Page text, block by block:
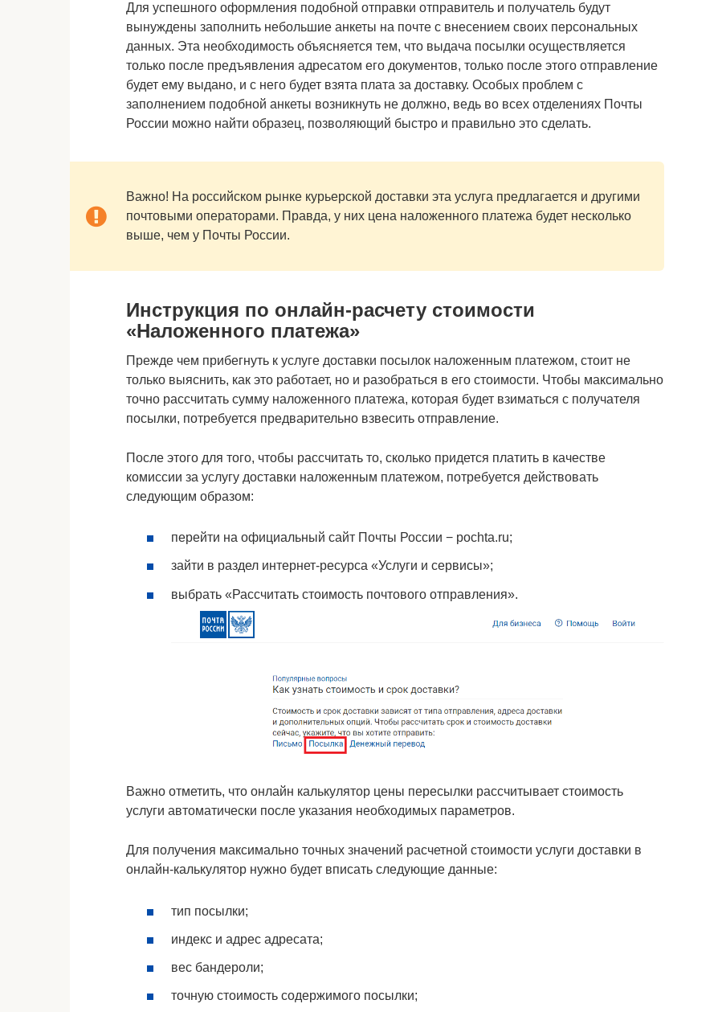
Для успешного оформления подобной отправки отправитель и получатель будут
вынуждены заполнить небольшие анкеты на почте с внесением своих персональных
данных. Эта необходимость объясняется тем, что выдача посылки осуществляется
только после предъявления адресатом его документов, только после этого отправление
будет ему выдано, и с него будет взята плата за доставку. Особых проблем с
заполнением подобной анкеты возникнуть не должно, ведь во всех отделениях Почты
России можно найти образец, позволяющий быстро и правильно это сделать.
Важно! На российском рынке курьерской доставки эта услуга предлагается и другими
почтовыми операторами. Правда, у них цена наложенного платежа будет несколько
выше, чем у Почты России.
Инструкция по онлайн-расчету стоимости
«Наложенного платежа»
Прежде чем прибегнуть к услуге доставки посылок наложенным платежом, стоит не
только выяснить, как это работает, но и разобраться в его стоимости. Чтобы максимально
точно рассчитать сумму наложенного платежа, которая будет взиматься с получателя
посылки, потребуется предварительно взвесить отправление.
После этого для того, чтобы рассчитать то, сколько придется платить в качестве
комиссии за услугу доставки наложенным платежом, потребуется действовать
следующим образом:
перейти на официальный сайт Почты России − pochta.ru;
зайти в раздел интернет-ресурса «Услуги и сервисы»;
выбрать «Рассчитать стоимость почтового отправления».
Важно отметить, что онлайн калькулятор цены пересылки рассчитывает стоимость
услуги автоматически после указания необходимых параметров.
Для получения максимально точных значений расчетной стоимости услуги доставки в
онлайн-калькулятор нужно будет вписать следующие данные:
тип посылки;
индекс и адрес адресата;
вес бандероли;
точную стоимость содержимого посылки;